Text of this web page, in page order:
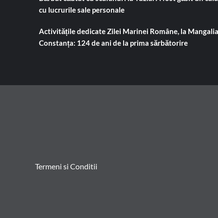
cu lucrurile sale personale
Activitățile dedicate Zilei Marinei Române, la
Constanța: 124 de ani de la prima sărbătorire
Termeni si Conditii